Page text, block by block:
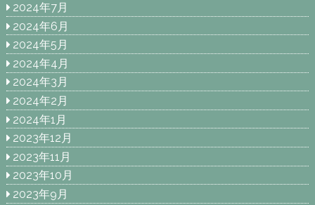
2024年7月
2024年6月
2024年5月
2024年4月
2024年3月
2024年2月
2024年1月
2023年12月
2023年11月
2023年10月
2023年9月